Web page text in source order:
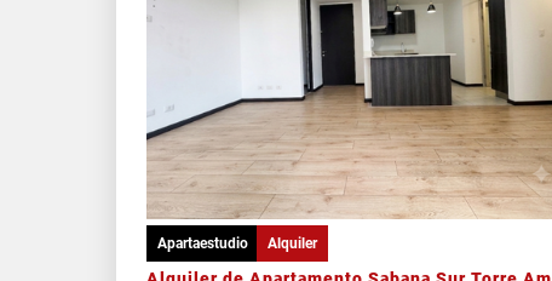
Apartaestudio Alquiler